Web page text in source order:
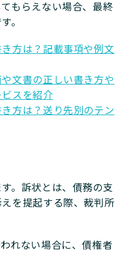
もらえない場合、最終
。
方は？記載事項や例文
文書の正しい書き方や
スを紹介
方は？送り先別のテン
。訴状とは、債務の支
を提起する際、裁判所
れない場合に、債権者